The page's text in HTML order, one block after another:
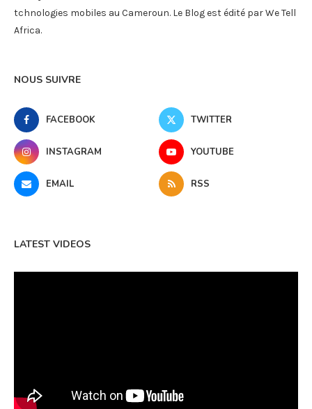
tchnologies mobiles au Cameroun. Le Blog est édité par We Tell
Africa.
NOUS SUIVRE
FACEBOOK TWITTER
INSTAGRAM YOUTUBE
EMAIL RSS
LATEST VIDEOS